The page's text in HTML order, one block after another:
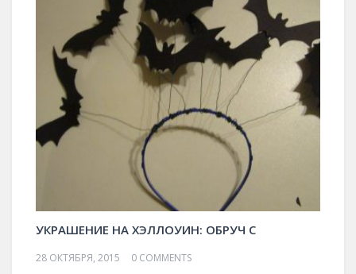
УКРАШЕНИЕ НА ХЭЛЛОУИН: ОБРУЧ С
28 ОКТЯБРЯ, 2015 0 COMMENTS